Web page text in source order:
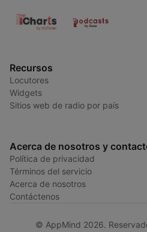
Recursos
Locutores
Widgets
Sitios web de radio por país
Acerca de nosotros y
Política de privacidad
Términos del servicio
Acerca de nosotros
Contáctenos
© AppMind 2026.